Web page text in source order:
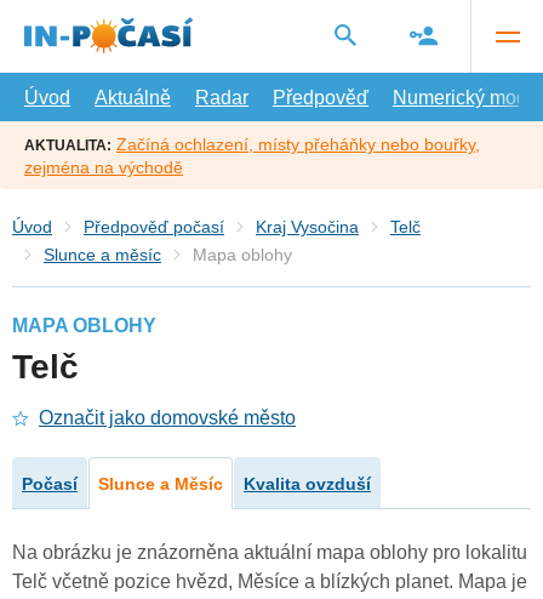
hlavní
Úvod
Aktuálně Radar Předpověď Numerický model
AKTUALITA: Začíná ochlazení, místy přeháňky nebo bouřky,
zejména na východě
Úvod Předpověď počasí Kraj Vysočina
Telč
Slunce a měsíc
Mapa oblohy
MAPA OBLOHY
Telč
Označit jako domovské město
Počasí Slunce a Měsíc Kvalita ovzduší
Na obrázku je znázorněna aktuální mapa oblohy pro lokalitu
Telč včetně pozice hvězd, Měsíce a blízkých planet. Mapa je